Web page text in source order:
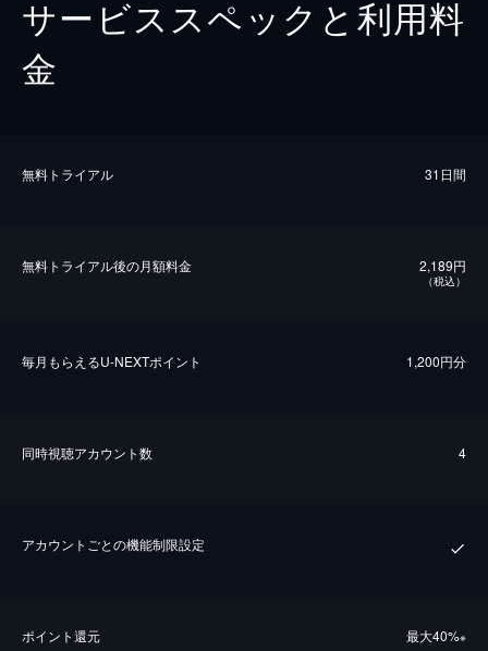
サービススペックと利用料
金
無料トライアル 31日間
無料トライアル後の⽉額料金 2,189円
（税込）
毎⽉もらえるU-NEXTポイント 1,200円分
同時視聴アカウント数 4
アカウントごとの機能制限設定
ポイント還元 最⼤40%※